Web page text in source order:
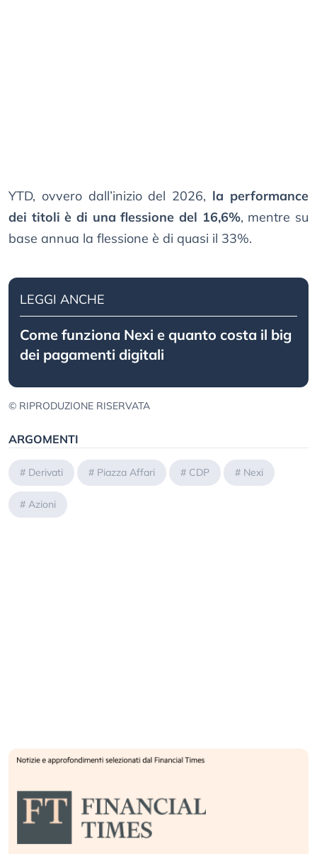
YTD, ovvero dall’inizio del 2026, la performance
dei titoli è di una flessione del 16,6%, mentre su
base annua la flessione è di quasi il 33%.
LEGGI ANCHE
Come funziona Nexi e quanto costa il big
dei pagamenti digitali
© RIPRODUZIONE RISERVATA
ARGOMENTI
# Derivati # Piazza Affari # CDP # Nexi
# Azioni